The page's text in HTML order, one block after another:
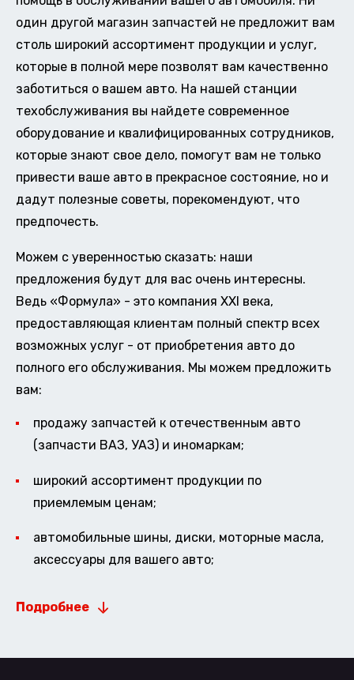
один другой магазин запчастей не предложит вам
столь широкий ассортимент продукции и услуг,
которые в полной мере позволят вам качественно
заботиться о вашем авто. На нашей станции
техобслуживания вы найдете современное
оборудование и квалифицированных сотрудников,
которые знают свое дело, помогут вам не только
привести ваше авто в прекрасное состояние, но и
дадут полезные советы, порекомендуют, что
предпочесть.
Можем с уверенностью сказать: наши
предложения будут для вас очень интересны.
Ведь «Формула» - это компания XXI века,
предоставляющая клиентам полный спектр всех
возможных услуг - от приобретения авто до
полного его обслуживания. Мы можем предложить
вам:
продажу запчастей к отечественным авто
(запчасти ВАЗ, УАЗ) и иномаркам;
широкий ассортимент продукции по
приемлемым ценам;
автомобильные шины, диски, моторные масла,
аксессуары для вашего авто;
Подробнее